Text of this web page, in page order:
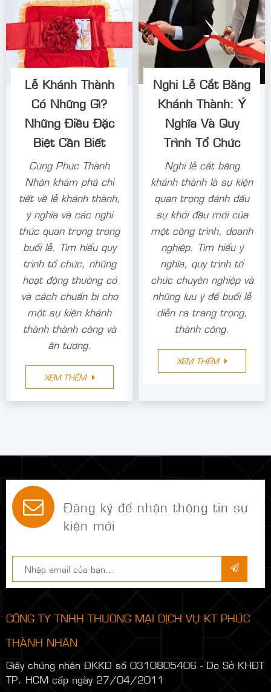
Lễ Khánh Thành
Có Những Gì?
Những Điều Đặc
Biệt Cần Biết
Cùng Phúc Thành
Nhân khám phá chi
tiết về lễ khánh thành,
ý nghĩa và các nghi
thức quan trọng trong
buổi lễ. Tìm hiểu quy
trình tổ chức, những
hoạt động thường có
và cách chuẩn bị cho
một sự kiện khánh
thành thành công và
ấn tượng.
XEM THÊM
Nghi Lễ Cắt Băng
Khánh Thành: Ý
Nghĩa Và Quy
Trình Tổ Chức
Nghi lễ cắt băng
khánh thành là sự kiện
quan trọng đánh dấu
sự khởi đầu mới của
một công trình, doanh
nghiệp. Tìm hiểu ý
nghĩa, quy trình tổ
chức chuyên nghiệp và
những lưu ý để buổi lễ
diễn ra trang trọng,
thành công.
XEM THÊM
Đăng ký để nhận thông tin sự
kiện mới
CÔNG TY TNHH THƯƠNG MẠI DỊCH VỤ KT PHÚC
THÀNH NHÂN
Giấy chứng nhận ĐKKD số 0310805406 - Do Sở KHĐT
TP. HCM cấp ngày 27/04/2011